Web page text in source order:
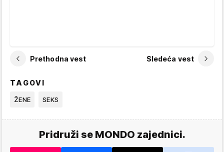
Prethodna vest Sledeća vest
TAGOVI
ŽENE SEKS
Pridruži se MONDO zajednici.